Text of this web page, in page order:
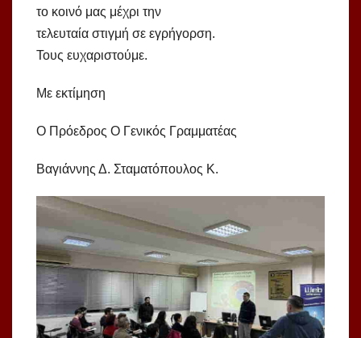
το κοινό μας μέχρι την
τελευταία στιγμή σε εγρήγορση.
Τους ευχαριστούμε.
Με εκτίμηση
Ο Πρόεδρος Ο Γενικός Γραμματέας
Βαγιάννης Δ. Σταματόπουλος Κ.